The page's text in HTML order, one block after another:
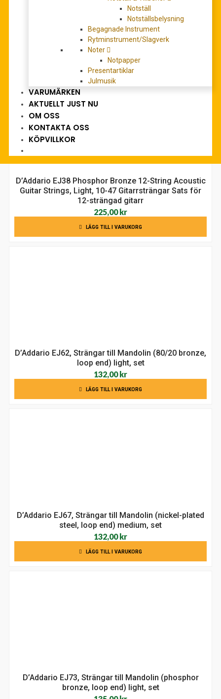
Notställ
Notställsbelysning
Begagnade Instrument
Rytminstrument/Slagverk
Noter
Notpapper
Presentartiklar
Julmusik
VARUMÄRKEN
AKTUELLT JUST NU
OM OSS
KONTAKTA OSS
KÖPVILLKOR
D’Addario E81, Strängar till irländsk bouzouki
(phosphor bronze, loop end)
135,00kr
D’Addario EJ38 Phosphor Bronze 12-String Acoustic
Guitar Strings, Light, 10-47 Gitarrsträngar Sats för
12-strängad gitarr
225,00kr
LÄGG TILL I VARUKORG
D’Addario EJ62, Strängar till Mandolin (80/20 bronze,
loop end) light, set
132,00kr
LÄGG TILL I VARUKORG
D’Addario EJ67, Strängar till Mandolin (nickel-plated
steel, loop end) medium, set
132,00kr
LÄGG TILL I VARUKORG
D’Addario EJ73, Strängar till Mandolin (phosphor
bronze, loop end) light, set